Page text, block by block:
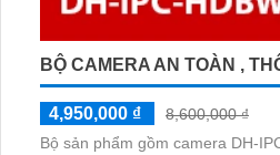
BỘ CAMERA AN TOÀN ,
4,950,000 ₫
8,600,000 ₫
Bộ sản phẩm gồm camera DH-